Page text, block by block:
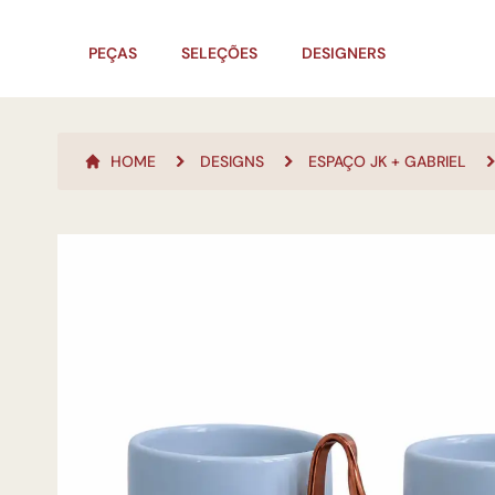
PEÇAS SELEÇÕES DESIGNERS
HOME DESIGNS ESPAÇO JK + GABRIEL